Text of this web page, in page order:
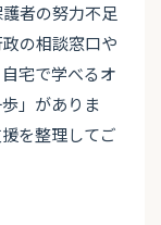
者の努力不足
の相談窓口や
宅で学べるオ
」がありま
を整理してご